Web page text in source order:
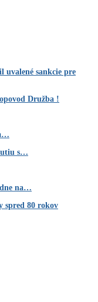
uvalené sankcie pre
Družba !
s…
na…
spred 80 rokov